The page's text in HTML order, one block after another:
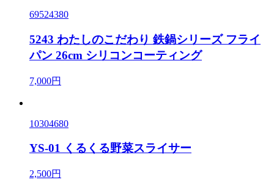
69524380
5243 わたしのこだわり 鉄鍋シリーズ フライ
パン 26cm シリコンコーティング
7,000円
10304680
YS-01 くるくる野菜スライサー
2,500円